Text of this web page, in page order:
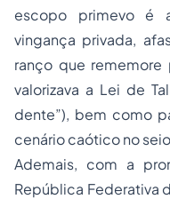
escopo primevo é
vingança privada,
ranço que
valorizava a Lei de
dente”), bem como
cenário caótico no
Ademais, com a
República Federativa